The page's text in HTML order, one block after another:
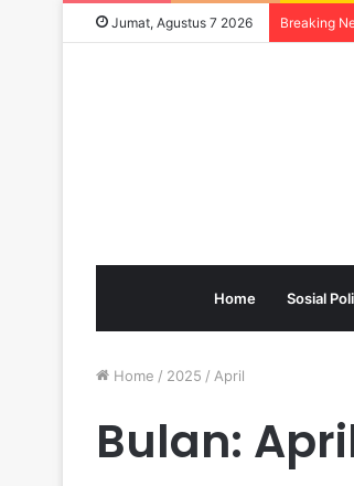
Jumat, Agustus 7 2026 Breaking
Home Sosial
Home / 2025 / April
Bulan: